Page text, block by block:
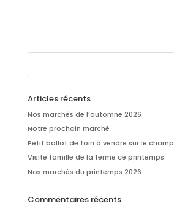
Articles récents
Nos marchés de l’automne 2026
Notre prochain marché
Petit ballot de foin à vendre sur le champ
Visite famille de la ferme ce printemps
Nos marchés du printemps 2026
Commentaires récents